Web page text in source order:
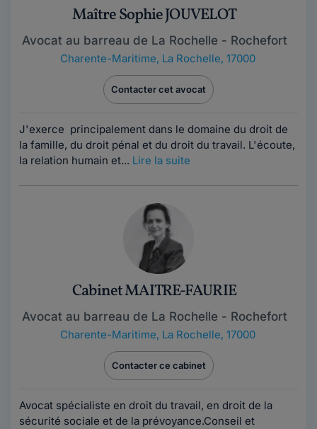
Maître Sophie JOUVELOT
Avocat au barreau de La Rochelle - Rochefort
Charente-Maritime, La Rochelle, 17000
Contacter cet avocat
J'exerce principalement dans le domaine du droit de
la famille, du droit pénal et du droit du travail. L'écoute,
la relation humain et... Lire la suite
Cabinet MAITRE-FAURIE
Avocat au barreau de La Rochelle - Rochefort
Charente-Maritime, La Rochelle, 17000
Contacter ce cabinet
Avocat spécialiste en droit du travail, en droit de la
sécurité sociale et de la prévoyance.Conseil et